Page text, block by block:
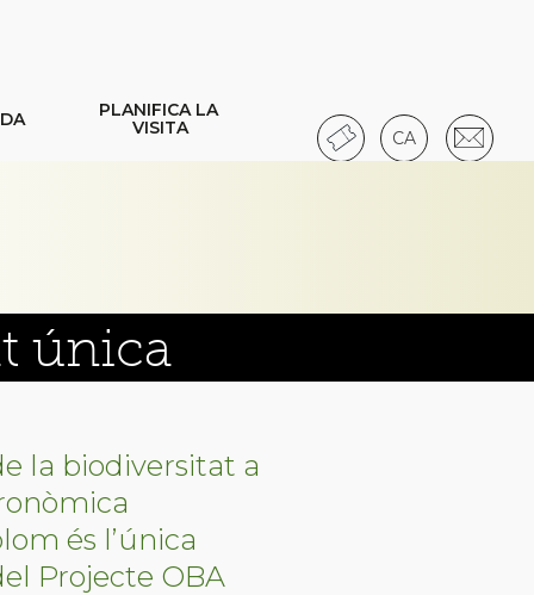
PLANIFICA LA
VISITA
CA
única
la biodiversitat a
és l’única
Projecte OBA